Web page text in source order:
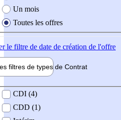
Un mois
Toutes les offres
le filtre de date de création de l'offre
filtres de types de Contrat
contrat
CDI (4)
CDD (1)